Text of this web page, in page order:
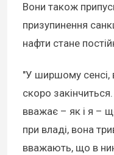
Вони також
призупинення
нафти стане
"У ширшому сенсі,
скоро
вважає – як і я –
при владі, вона
вважають, що в